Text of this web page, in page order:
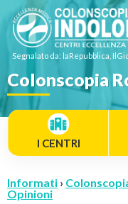
Segnalato da: laRepubblica,
Colonscopia
I CENTRI
Informati ›
Opinioni